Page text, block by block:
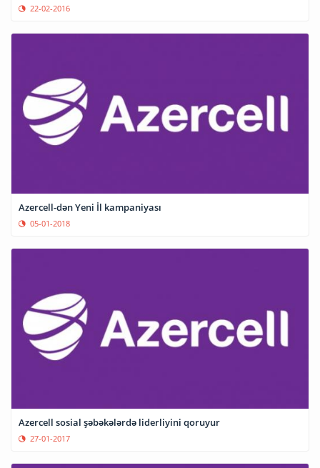
22-02-2016
Azercell-dən Yeni İl kampaniyası
05-01-2018
Azercell sosial şəbəkələrdə liderliyini qoruyur
27-01-2017